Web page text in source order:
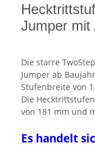
Jumper mit
Die starre
Jumper ab
Stufenbreite von
Die
von 181 mm und
Es handelt